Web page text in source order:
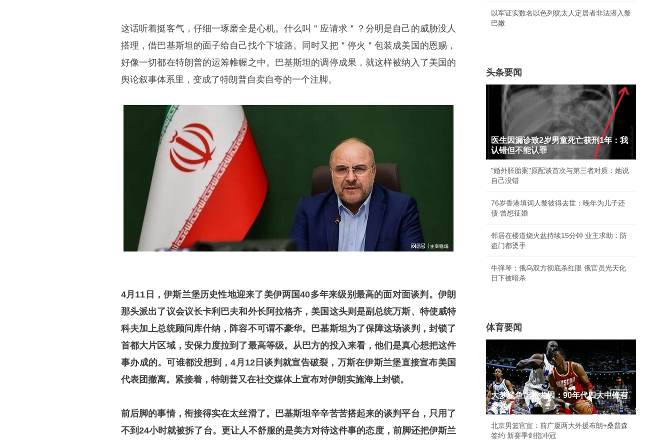
这话听着挺客气，仔细一琢磨全是心机。什么叫＂应请求＂？分明是自己的威胁没人
搭理，借巴基斯坦的面子给自己找个下坡路。同时又把＂停火＂包装成美国的恩赐，
好像一切都在特朗普的运筹帷幄之中。巴基斯坦的调停成果，就这样被纳入了美国的
舆论叙事体系里，变成了特朗普自卖自夸的一个注脚。
4月11日，伊斯兰堡历史性地迎来了美伊两国40多年来级别最高的面对面谈判。伊朗
那头派出了议会议长卡利巴夫和外长阿拉格齐，美国这头则是副总统万斯、特使威特
科夫加上总统顾问库什纳，阵容不可谓不豪华。巴基斯坦为了保障这场谈判，封锁了
首都大片区域，安保力度拉到了最高等级。从巴方的投入来看，他们是真心想把这件
事办成的。可谁都没想到，4月12日谈判就宣告破裂，万斯在伊斯兰堡直接宣布美国
代表团撤离。紧接着，特朗普又在社交媒体上宣布对伊朗实施海上封锁。
前后脚的事情，衔接得实在太丝滑了。巴基斯坦辛辛苦苦搭起来的谈判平台，只用了
不到24小时就被拆了台。更让人不舒服的是美方对待这件事的态度，前脚还把伊斯兰
以军证实数名以色列犹太人定居者非法潜入黎
巴嫩
头条要闻
医生因漏诊致2岁男童死亡获刑1年：我
认错但不能认罪
"婚外胚胎案"原配谈首次与第三者对质：她说
自己没错
76岁香港填词人黎彼得去世：晚年为儿子还
债 曾想征婚
邻居在楼道烧火盆持续15分钟 业主求助：防
盗门都烫手
牛弹琴：俄乌双方彻底杀红眼 俄官员光天化
日下被暗杀
体育要闻
大梦鲨鱼上将尤因：90年代四大中锋有
多强
北京男篮官宣：前广厦两大外援布朗+桑普森
签约 新赛季剑指冲冠